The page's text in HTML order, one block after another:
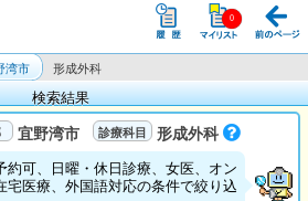
湾市 形成外科
検索結果
宜野湾市 形成外科
約可、日曜・休日診療、女医、オン
宅医療、外国語対応の条件で絞り込